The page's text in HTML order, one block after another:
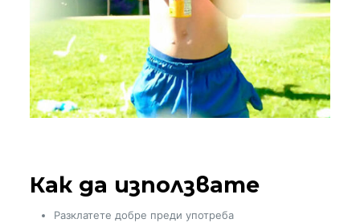
Как да използвате
Разклатете добре преди употреба